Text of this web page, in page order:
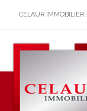
CELAUR IMMOBILIER